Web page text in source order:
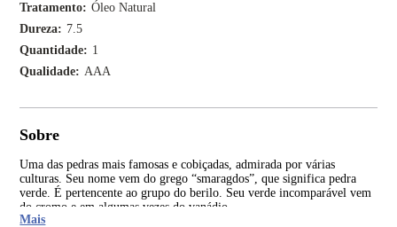
Tratamento
Óleo Natural
Dureza
7.5
Quantidade
1
Qualidade
AAA
Sobre
Uma das pedras mais famosas e cobiçadas, admirada por várias
culturas. Seu nome vem do grego “smaragdos”, que significa pedra
verde. É pertencente ao grupo do berilo. Seu verde incomparável vem
do cromo e em algumas vezes do vanádio.
Mais